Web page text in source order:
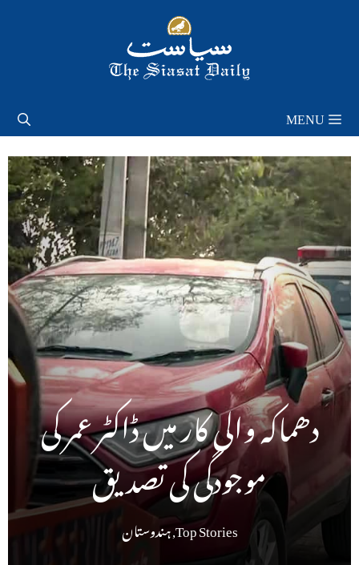
MENU
دھماکہ والی کار میں ڈاکٹر عمر کی
موجودگی کی تصدیق
Top Stories
,ہندوستان